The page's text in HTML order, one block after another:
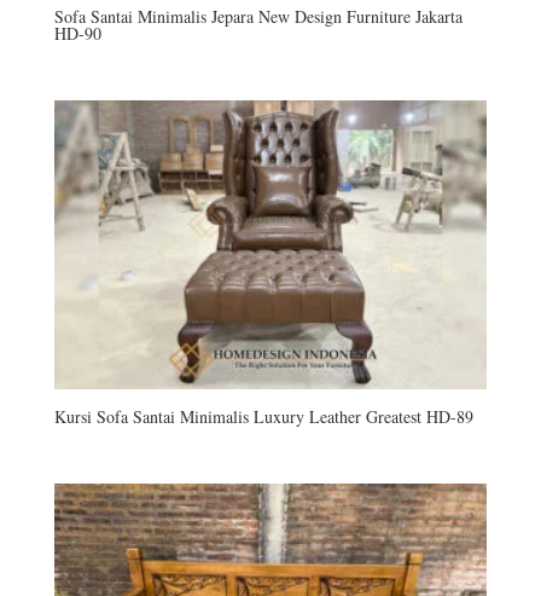
Sofa Santai Minimalis Jepara New Design Furniture Jakarta
HD-90
Kursi Sofa Santai Minimalis Luxury Leather Greatest HD-89